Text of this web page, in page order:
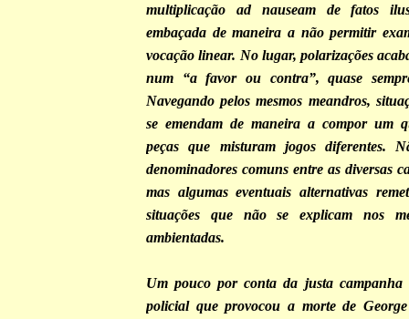
multiplicação ad nauseam de fatos
embaçada de maneira a não permitir
vocação linear. No lugar, polarizações
num “a favor ou contra”, quase
Navegando pelos mesmos meandros,
se emendam de maneira a compor um
peças que misturam jogos diferentes.
denominadores comuns entre as diversas
mas algumas eventuais alternativas
situações que não se explicam nos
ambientadas.
Um pouco por conta da justa
policial que provocou a morte de